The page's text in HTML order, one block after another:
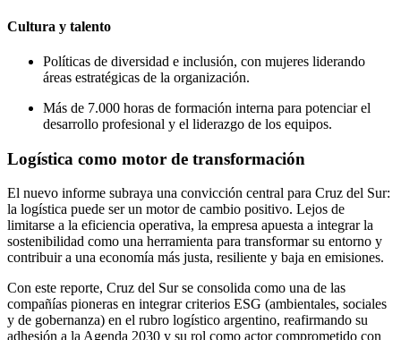
Cultura y talento
Políticas de diversidad e inclusión, con mujeres liderando
áreas estratégicas de la organización.
Más de 7.000 horas de formación interna para potenciar el
desarrollo profesional y el liderazgo de los equipos.
Logística como motor de transformación
El nuevo informe subraya una convicción central para Cruz del Sur:
la logística puede ser un motor de cambio positivo. Lejos de
limitarse a la eficiencia operativa, la empresa apuesta a integrar la
sostenibilidad como una herramienta para transformar su entorno y
contribuir a una economía más justa, resiliente y baja en emisiones.
Con este reporte, Cruz del Sur se consolida como una de las
compañías pioneras en integrar criterios ESG (ambientales, sociales
y de gobernanza) en el rubro logístico argentino, reafirmando su
adhesión a la Agenda 2030 y su rol como actor comprometido con